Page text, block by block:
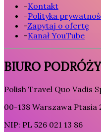
-Kontakt
-Polityka
-Zapytaj o ofertę
-Kanał YouTube
BIURO PODRÓŻY
Polish Travel Quo Vadis
00-138 Warszawa Ptasia
NIP: PL 526 021 13 86